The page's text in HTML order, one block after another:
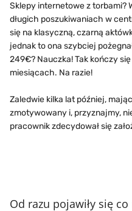
Sklepy internetowe z torbami?
długich poszukiwaniach w
się na klasyczną, czarną
jednak to ona szybciej
249€? Nauczka! Tak kończy
miesiącach. Na razie!
Zaledwie kilka lat później,
zmotywowany i, przyznajmy,
pracownik zdecydował się
Od razu pojawiły się